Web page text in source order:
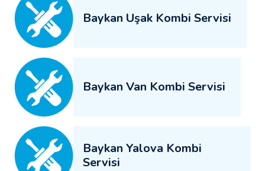
Baykan Uşak Kombi Servisi
Baykan Van Kombi Servisi
Baykan Yalova Kombi
Servisi